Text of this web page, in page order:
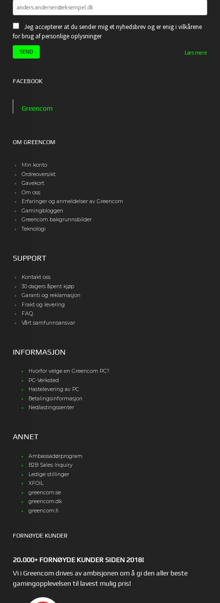
Jeg accepterer at du sender mig et nyhedsbrev og er enig i vilkårene
for brug af personlige oplysninger
Læs mere
FACEBOOK
Greencom
OM GREENCOM
Min konto
Ordreoversikt
Gavekort
Om oss
Erfaringer og anmeldelser av Greencom
Gamingbloggen
Greencom bakgrunnsbilder
Teknologi
SUPPORT
Kontakt oss
30 dagers åpent kjøp
Garanti og reklamasjon
Frakt og levering
FAQ
Vårt samfunnsansvar
INFORMASJON
Hvorfor velge en Greencom PC?
PC-Verksted
Hastelevering av PC
Betalingsinformasjon
Nedlastingssenter
ANNET
Ambassadørprogram
B2B Sales Inquiry
Ledige stillinger
XFOIL
greencom.se
greencom.dk
greencom.fi
FORNØYDE KUNDER
20.000+ FORNØYDE KUNDER SIDEN 2018!
Vi i Greencom drives av ambisjonen om å gi den aller beste
gamingopplevelsen til lavest mulig pris!